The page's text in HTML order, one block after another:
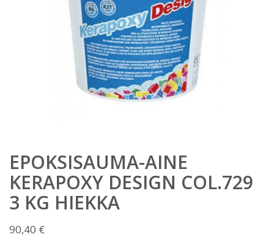
EPOKSISAUMA-AINE
KERAPOXY DESIGN COL.729
3 KG HIEKKA
90,40 €